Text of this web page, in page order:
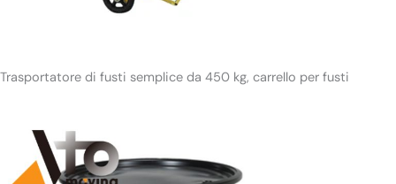
Trasportatore di fusti semplice da 450 kg, carrello per fusti